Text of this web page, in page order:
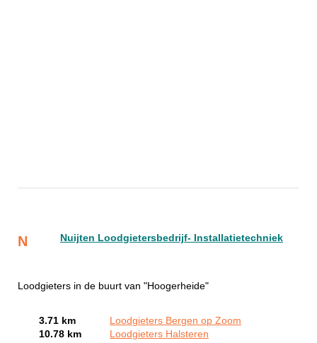
N Nuijten Loodgietersbedrijf- Installatietechniek
Loodgieters in de buurt van "Hoogerheide"
3.71 km
Loodgieters Bergen op Zoom
10.78 km
Loodgieters Halsteren